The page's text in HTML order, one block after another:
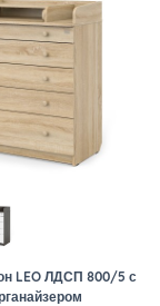
LEO ЛДСП 800/5 с